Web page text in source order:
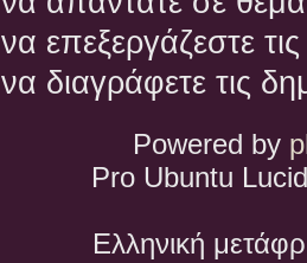
να επεξεργάζεστε
να διαγράφετε τις
Powered by
Pro Ubuntu
Ελληνική